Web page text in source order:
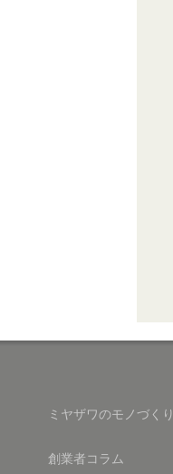
ミヤザワのモノづくり
創業者コラム